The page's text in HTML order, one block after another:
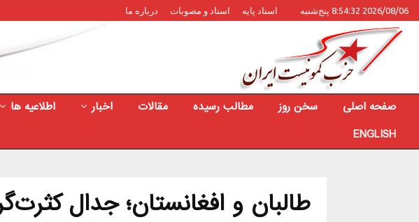
2026/08/06 8:54:32 پنج‌شنبه اسناد پایه اسناد و مصوبات درباره ما
صفحه اصلی سخن روز مطالب رسیده مقالات اخبار اطلاعیه ها
ENGLISH
طالبان و افغانستان؛ جدال